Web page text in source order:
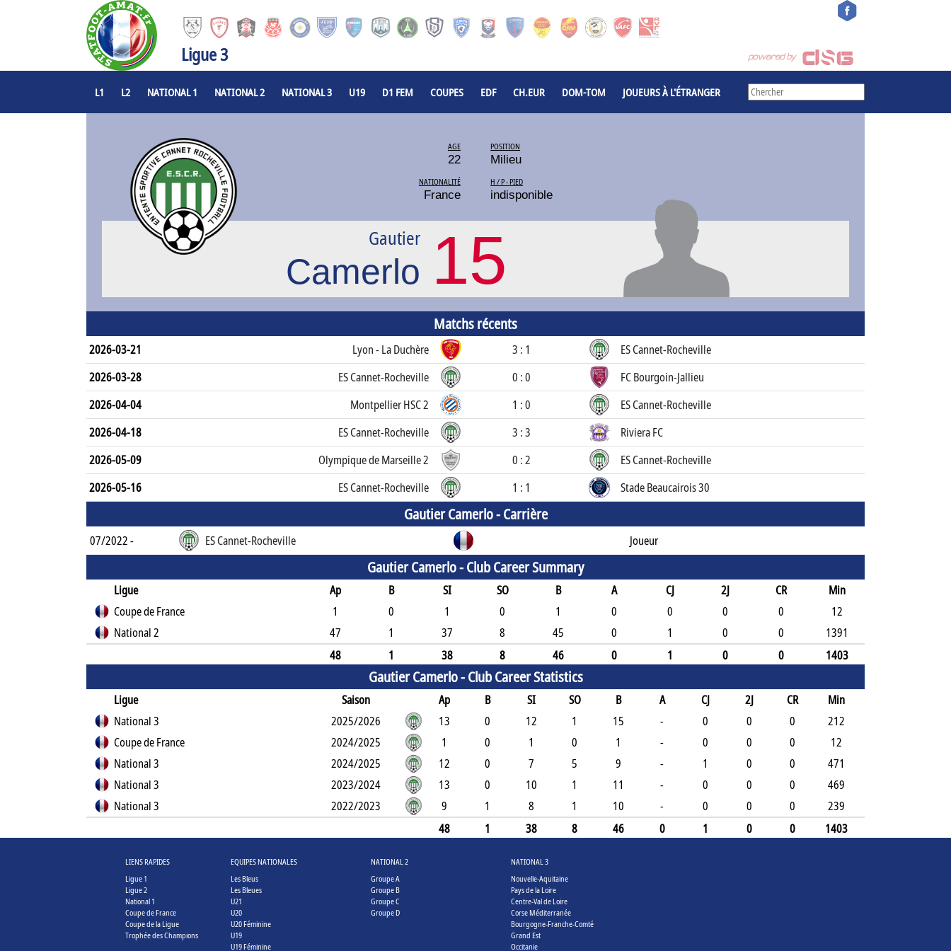
Ligue 3
L1 L2 NATIONAL 1 NATIONAL 2 NATIONAL 3 U19 D1 FEM COUPES EDF CH.EUR DOM-TOM JOUEURS À L'ÉTRANGER
AGE
22
NATIONALITÉ
France
POSITION
Milieu
H / P - PIED
indisponible
15
Gautier
Camerlo
Matchs récents
2026-03-21 Lyon - La Duchère 3 : 1
ES Cannet-Rocheville
2026-03-28
ES Cannet-Rocheville 0 : 0
FC Bourgoin-Jallieu
2026-04-04
Montpellier HSC 2 1 : 0
ES Cannet-Rocheville
2026-04-18
ES Cannet-Rocheville 3 : 3
Riviera FC
2026-05-09
Olympique de Marseille 2 0 : 2
ES Cannet-Rocheville
2026-05-16
ES Cannet-Rocheville 1 : 1 Stade Beaucairois 30
Gautier Camerlo -Carrière
07/2022 - ES Cannet-Rocheville Joueur
Gautier Camerlo -Club Career Summary
Ligue Ap B SI SO B A CJ 2J CR
Min
Coupe de France
1 0 1 0 1 0 0 0 0
12
National 2
47 1 37 8 45 0 1 0 0
1391
48
1 38 8 46 0 1 0 0 1403
Gautier Camerlo -Club Career Statistics
Ligue Saison Ap B SI SO B A CJ 2J CR
Min
National 3
2025/2026 13 0 12 1 15 - 0 0 0
212
Coupe de France
2024/2025 1 0 1 0 1 - 0 0 0
12
National 3
2024/2025 12 0 7 5 9 - 1 0 0
471
National 3
2023/2024 13 0 10 1 11 - 0 0 0
469
National 3
2022/2023 9 1 8 1 10 - 0 0 0
239
48
1 38 8 46 0 1 0 0 1403
LIENS RAPIDES
Ligue 1
Ligue 2
National 1
Coupe de France
Coupe de la Ligue
Trophée des Champions
EQUIPES NATIONALES
Les Bleus
Les Bleues
U21
U20
U20 Féminine
U19
U19 Féminine
NATIONAL 2
Groupe A
Groupe B
Groupe C
Groupe D
NATIONAL 3
Nouvelle-Aquitaine
Pays de la Loire
Centre-Val de Loire
Corse Méditerranée
Bourgogne-Franche-Comté
Grand Est
Occitanie